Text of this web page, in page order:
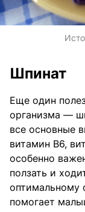
Шпинат
Еще один
организма —
все основные
витамин B6,
особенно
ползать и
оптимальному
помогает